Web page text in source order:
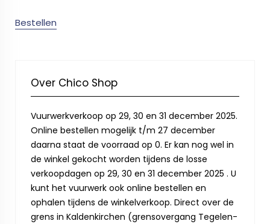
Bestellen
Over Chico Shop
Vuurwerkverkoop op 29, 30 en 31 december 2025.
Online bestellen mogelijk t/m 27 december
daarna staat de voorraad op 0. Er kan nog wel in
de winkel gekocht worden tijdens de losse
verkoopdagen op 29, 30 en 31 december 2025 . U
kunt het vuurwerk ook online bestellen en
ophalen tijdens de winkelverkoop. Direct over de
grens in Kaldenkirchen (grensovergang Tegelen-